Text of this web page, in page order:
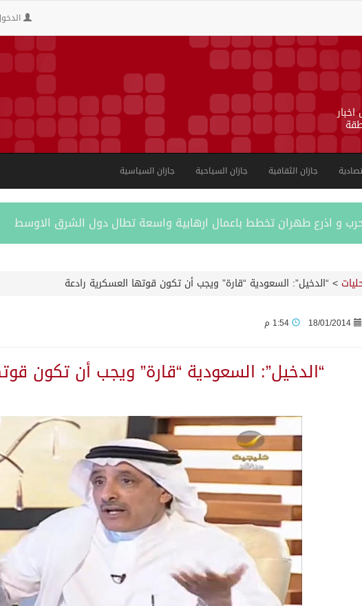
جازان الثقافية جازان السياحية جازان السياسية
و اذرع طهران تخطط باعمال ارهابية واسعة تطال دول الشرق الاوسط
على مخيم قلنديا إصابة 48 فلسطينيًا
من ضيوف خادم الحرمين الشريفين للعمرة والزيارة في المدينة المنورة
اليمنية في استشهاد قوات يمنية جراء هجوم حوثي غادر
بين الميليشيات الحوثية والعراقية وإيران للإعداد لاعتداءات
في المملكة
للمتقاعدين بالصوارمة-مركز الحكامية
> “الدخيل”: السعودية “قارة” ويجب أن تكون قوتها العسكرية رادعة
18/01/2014
“الدخيل”: السعودية “قارة” ويجب أن تكون